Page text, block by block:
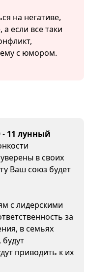
на негативе,
если все таки
с юмором.
- 11 лунный
в своих
Ваш союз будет
с лидерскими
за
в семьях
приводить к их